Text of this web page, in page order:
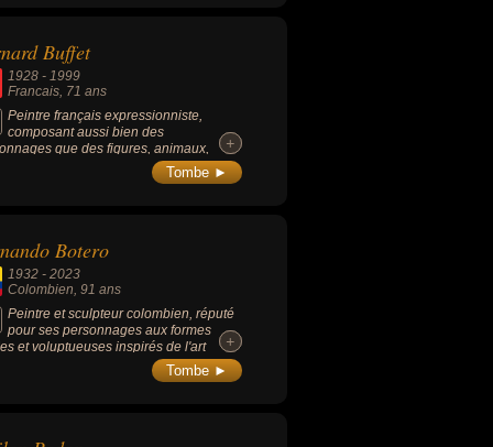
Buffet
1928 - 1999
Francais , 71 ans
Peintre français expressionniste,
composant aussi bien des
que des figures, animaux,
et dont les tableaux les plus connues
« Tête de Clown » (1950), « Femme au
+
+
Tombe ►
Botero
1932 -2023
Colombien, 91 ans
Peintre et sculpteur colombien, réputé
pour ses personnages aux formes
et voluptueuses inspirés de l'art
+
+
Tombe ►